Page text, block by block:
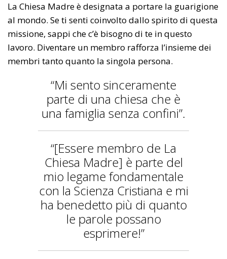
La Chiesa Madre è designata a portare la guarigione
al mondo. Se ti senti coinvolto dallo spirito di questa
missione, sappi che c’è bisogno di te in questo
lavoro. Diventare un membro rafforza l’insieme dei
membri tanto quanto la singola persona.
“Mi sento sinceramente
parte di una chiesa che è
una famiglia senza confini”.
“[Essere membro de La
Chiesa Madre] è parte del
mio legame fondamentale
con la Scienza Cristiana e mi
ha benedetto più di quanto
le parole possano
esprimere!”